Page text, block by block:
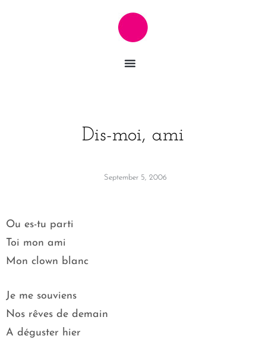
Dis-moi, ami
September 5, 2006
Ou es-tu parti
Toi mon ami
Mon clown blanc
Je me souviens
Nos rêves de demain
A déguster hier